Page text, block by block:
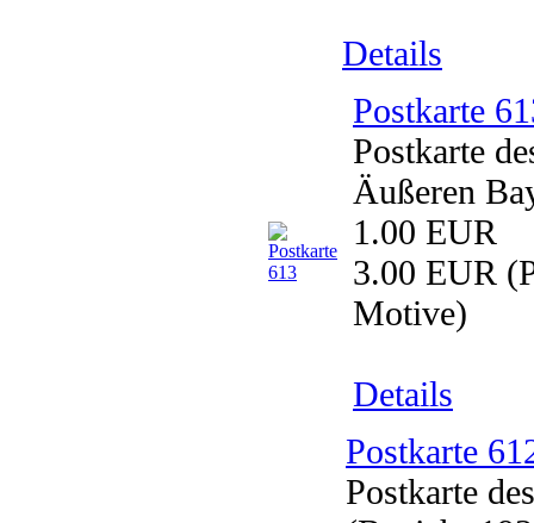
Details
Postkarte
Postkarte
Äußeren
1.00 EUR
3.00 EUR
Motive)
Details
Postkarte
Postkarte